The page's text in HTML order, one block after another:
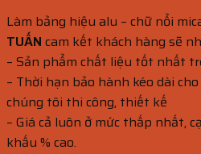
Làm bảng hiệu alu – chữ nổi
TUẤN cam kết khách hàng sẽ
– Sản phẩm chất liệu tốt nhất
– Thời hạn bảo hành kéo dài
chúng tôi thi công, thiết kế
– Giá cả luôn ở mức thấp nhất,
khấu % cao.